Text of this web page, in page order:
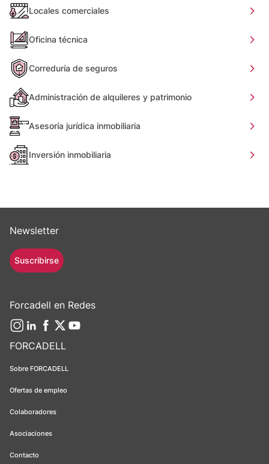
Locales comerciales
Oficina técnica
Correduría de seguros
Administración de alquileres y patrimonio
Asesoría jurídica inmobiliaria
Inversión inmobiliaria
FORCADELL
Sobre FORCADELL
Ofertas de empleo
Colaboradores
Asociaciones
Contacto
Newsletter
Suscribirse
Forcadell en Redes